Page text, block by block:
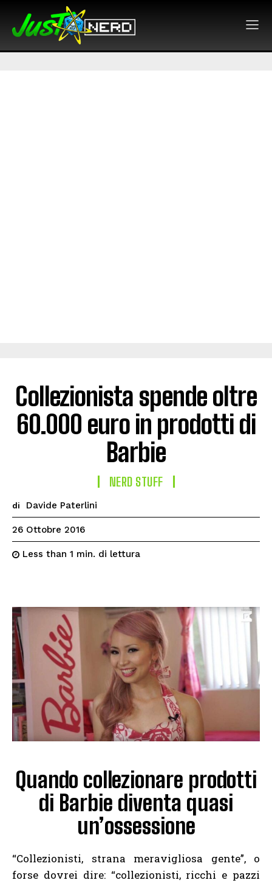
Collezionista spende oltre
60.000 euro in prodotti di
Barbie
NERD STUFF
di Davide Paterlini
26 Ottobre 2016
Less than 1 min. di lettura
Quando collezionare prodotti
di Barbie diventa quasi
un’ossessione
“Collezionisti, strana meravigliosa gente”, o
forse dovrei dire: “collezionisti, ricchi e pazzi